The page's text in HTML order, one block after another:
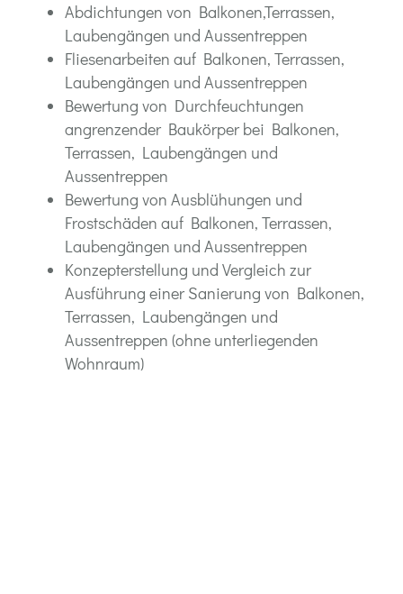
Abdichtungen von Balkonen,Terrassen,
Laubengängen und Aussentreppen
Fliesenarbeiten auf Balkonen, Terrassen,
Laubengängen und Aussentreppen
Bewertung von Durchfeuchtungen
angrenzender Baukörper bei Balkonen,
Terrassen, Laubengängen und
Aussentreppen
Bewertung von Ausblühungen und
Frostschäden auf Balkonen, Terrassen,
Laubengängen und Aussentreppen
Konzepterstellung und Vergleich zur
Ausführung einer Sanierung von Balkonen,
Terrassen, Laubengängen und
Aussentreppen (ohne unterliegenden
Wohnraum)